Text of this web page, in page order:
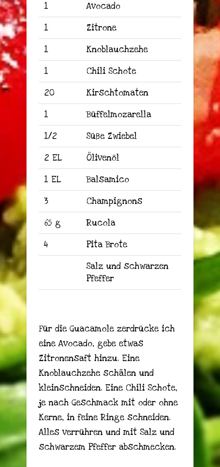
1
Avocado
1
Zitrone
1
Knoblauchzehe
1
Chili Schote
20
Kirschtomaten
1
Büffelmozarella
1/2
Süße Zwiebel
2 EL
Ölivenöl
1 EL
Balsamico
3
Champignons
65 g
Rucola
4
Pita Brote
Salz und schwarzen
Pfeffer
Für die Guacamole zerdrücke ich
eine Avocado, gebe etwas
Zitronensaft hinzu. Eine
Knoblauchzehe schälen und
kleinschneiden. Eine Chili Schote,
je nach Geschmack mit oder ohne
Kerne, in feine Ringe schneiden.
Alles verrühren und mit Salz und
schwarzem Pfeffer abschmecken.